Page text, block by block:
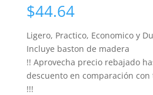
$44.64
Ligero, Practico, Economico y
Incluye baston de madera
!! Aprovecha precio rebajado
descuento en comparación
!!!